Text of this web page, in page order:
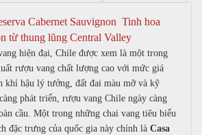
Cabernet Sauvignon Tinh hoa
từ thung lũng Central Valley
hiện đại, Chile được xem là một trong
rượu vang chất lượng cao với mức giá
khí hậu lý tưởng, đất đai màu mỡ và kỹ
phát triển, rượu vang Chile ngày càng
cầu. Một trong những chai vang tiêu biểu
đặc trưng của quốc gia này chính làCasa